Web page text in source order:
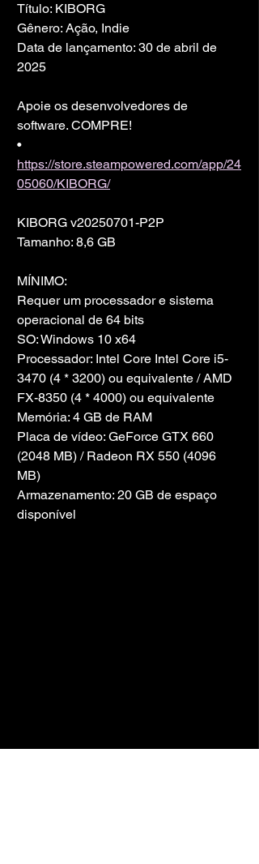
Título: KIBORG
Gênero: Ação, Indie
Data de lançamento: 30 de abril de
2025
Apoie os desenvolvedores de
software. COMPRE!
•
https://store.steampowered.com/app/24
05060/KIBORG/
KIBORG v20250701-P2P
Tamanho: 8,6 GB
MÍNIMO:
Requer um processador e sistema
operacional de 64 bits
SO: Windows 10 x64
Processador: Intel Core Intel Core i5-
3470 (4 * 3200) ou equivalente / AMD
FX-8350 (4 * 4000) ou equivalente
Memória: 4 GB de RAM
Placa de vídeo: GeForce GTX 660
(2048 MB) / Radeon RX 550 (4096
MB)
Armazenamento: 20 GB de espaço
disponível